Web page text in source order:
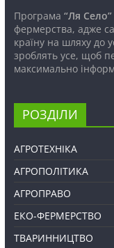
Програма “Ля Село”
фермерства, адже
країну на шляху до
зроблять усе, щоб
максимально
РОЗДІЛИ
АГРОТЕХНІКА
АГРОПОЛІТИКА
АГРОПРАВО
ЕКО-ФЕРМЕРСТВО
ТВАРИННИЦТВО